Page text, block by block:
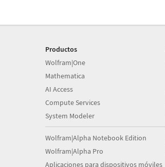
Productos
Wolfram|One
Mathematica
AI Access
Compute Services
System Modeler
Wolfram|Alpha Notebook Edition
Wolfram|Alpha Pro
Aplicaciones para dispositivos móviles